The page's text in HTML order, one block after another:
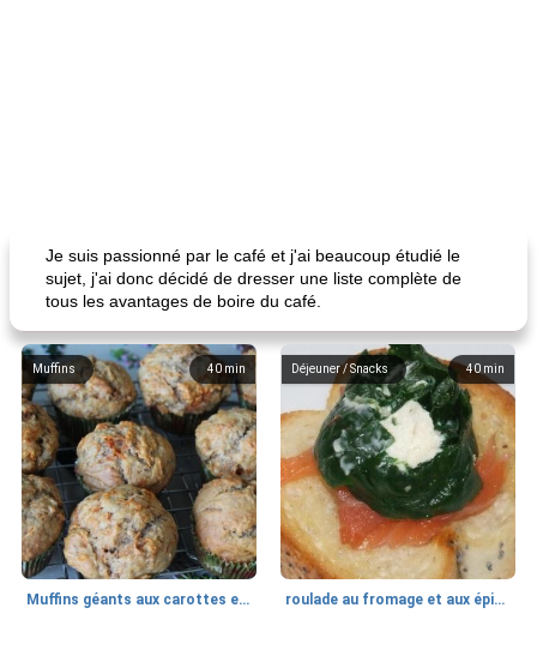
Je suis passionné par le café et j'ai beaucoup étudié le
sujet, j'ai donc décidé de dresser une liste complète de
tous les avantages de boire du café.
40 min
Muffins
Muffins géants aux carottes et à la banane de Nif
40 min
Déjeuner / Snacks
roulade au fromage et aux épinards